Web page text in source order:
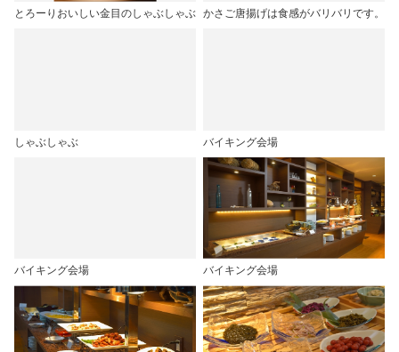
とろーりおいしい金目のしゃぶしゃぶ かさご唐揚げは食感がバリバリです。
しゃぶしゃぶ バイキング会場
バイキング会場 バイキング会場